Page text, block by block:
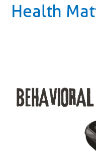
Health